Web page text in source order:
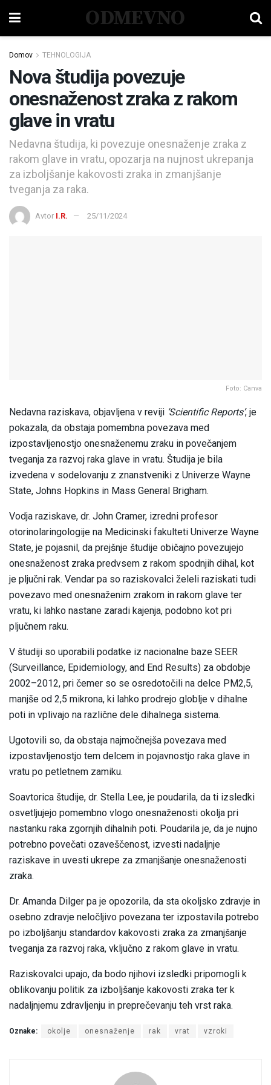
ODMEVNO
Domov TEHNOLOGIJA
Nova študija povezuje
onesnaženost zraka z rakom
glave in vratu
Nedavna študija, ki povezuje onesnaženje zraka z
rakom glave in vratu, opozarja na nujnost ukrepanja
za izboljšanje kakovosti zraka in zmanjšanje
tveganja za raka.
Avtor I.R. 25/11/2024
Foto: Canva
Nedavna raziskava, objavljena v reviji ‘Scientific Reports’, je
pokazala, da obstaja pomembna povezava med
izpostavljenostjo onesnaženemu zraku in povečanjem
tveganja za razvoj raka glave in vratu. Študija je bila
izvedena v sodelovanju z znanstveniki z Univerze Wayne
State, Johns Hopkins in Mass General Brigham.
Vodja raziskave, dr. John Cramer, izredni profesor
otorinolaringologije na Medicinski fakulteti Univerze Wayne
State, je pojasnil, da prejšnje študije običajno povezujejo
onesnaženost zraka predvsem z rakom spodnjih dihal, kot
je pljučni rak. Vendar pa so raziskovalci želeli raziskati tudi
povezavo med onesnaženim zrakom in rakom glave ter
vratu, ki lahko nastane zaradi kajenja, podobno kot pri
pljučnem raku.
V študiji so uporabili podatke iz nacionalne baze SEER
(Surveillance, Epidemiology, and End Results) za obdobje
2002–2012, pri čemer so se osredotočili na delce PM2,5,
manjše od 2,5 mikrona, ki lahko prodrejo globlje v dihalne
poti in vplivajo na različne dele dihalnega sistema.
Ugotovili so, da obstaja najmočnejša povezava med
izpostavljenostjo tem delcem in pojavnostjo raka glave in
vratu po petletnem zamiku.
Soavtorica študije, dr. Stella Lee, je poudarila, da ti izsledki
osvetljujejo pomembno vlogo onesnaženosti okolja pri
nastanku raka zgornjih dihalnih poti. Poudarila je, da je nujno
potrebno povečati ozaveščenost, izvesti nadaljnje
raziskave in uvesti ukrepe za zmanjšanje onesnaženosti
zraka.
Dr. Amanda Dilger pa je opozorila, da sta okoljsko zdravje in
osebno zdravje neločljivo povezana ter izpostavila potrebo
po izboljšanju standardov kakovosti zraka za zmanjšanje
tveganja za razvoj raka, vključno z rakom glave in vratu.
Raziskovalci upajo, da bodo njihovi izsledki pripomogli k
oblikovanju politik za izboljšanje kakovosti zraka ter k
nadaljnjemu zdravljenju in preprečevanju teh vrst raka.
Oznake: okolje onesnaženje rak vrat vzroki